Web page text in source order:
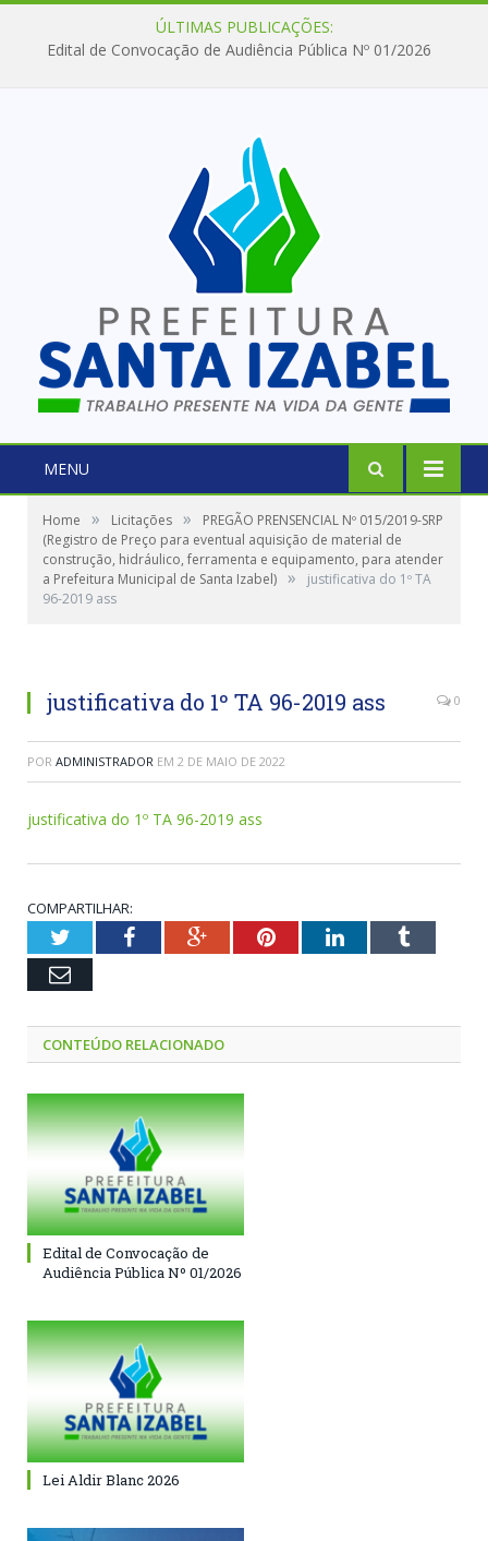
ÚLTIMAS PUBLICAÇÕES:
Edital de Convocação de Audiência Pública Nº 01/2026
MENU
Home » Licitações »
PREGÃO PRENSENCIAL Nº 015/2019-SRP
(Registro de Preço para eventual aquisição de material de
construção, hidráulico, ferramenta e equipamento, para atender
a Prefeitura Municipal de Santa Izabel) »
justificativa do 1º TA
96-2019 ass
justificativa do 1º TA 96-2019 ass 0
POR ADMINISTRADOR EM 2 DE MAIO DE 2022
justificativa do 1º TA 96-2019 ass
COMPARTILHAR:
TwitterFacebookGoogle+PinterestLinkedInTumblr
Email
CONTEÚDO RELACIONADO
Edital de Convocação de
Audiência Pública Nº 01/2026
Lei Aldir Blanc 2026